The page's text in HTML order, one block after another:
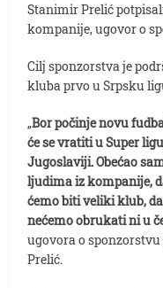
Stanimir Prelić
kompanije, ugovor o
Cilj sponzorstva je
kluba prvo u Srpsku
„Bor počinje novu
će se vratiti u Super
Jugoslaviji. Obećao
ljudima iz kompanije,
ćemo biti veliki klub,
nećemo obrukati ni u
ugovora o sponzorstvu
Prelić.